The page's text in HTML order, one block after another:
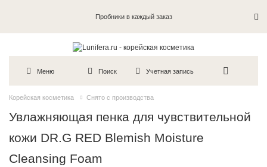
Пробники в каждый заказ
Меню Поиск Учетная запись
Корейская косметика Снято с производства
Увлажняющая пенка для чувствительной
кожи DR.G RED Blemish Moisture
Cleansing Foam